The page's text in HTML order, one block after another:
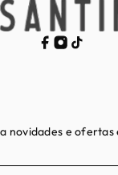
novidades e ofertas